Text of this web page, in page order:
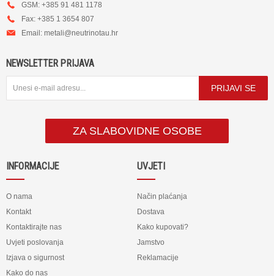
GSM: +385 91 481 1178
Fax: +385 1 3654 807
Email: metali@neutrinotau.hr
NEWSLETTER PRIJAVA
PRIJAVI SE
ZA SLABOVIDNE OSOBE
INFORMACIJE
O nama
Kontakt
Kontaktirajte nas
Uvjeti poslovanja
Izjava o sigurnost
Kako do nas
UVJETI
Način plaćanja
Dostava
Kako kupovati?
Jamstvo
Reklamacije